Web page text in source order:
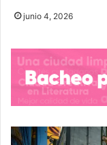
junio 4, 2026